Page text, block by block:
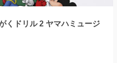
くドリル 2 ヤマハミュージ